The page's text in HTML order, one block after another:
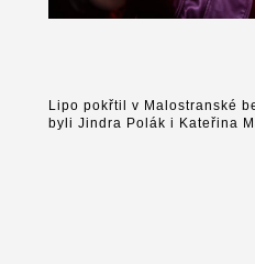
Lipo pokřtil v Malostranské
byli Jindra Polák i Kateřina